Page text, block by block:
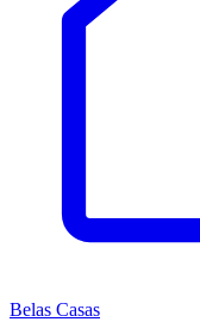
Belas Casas